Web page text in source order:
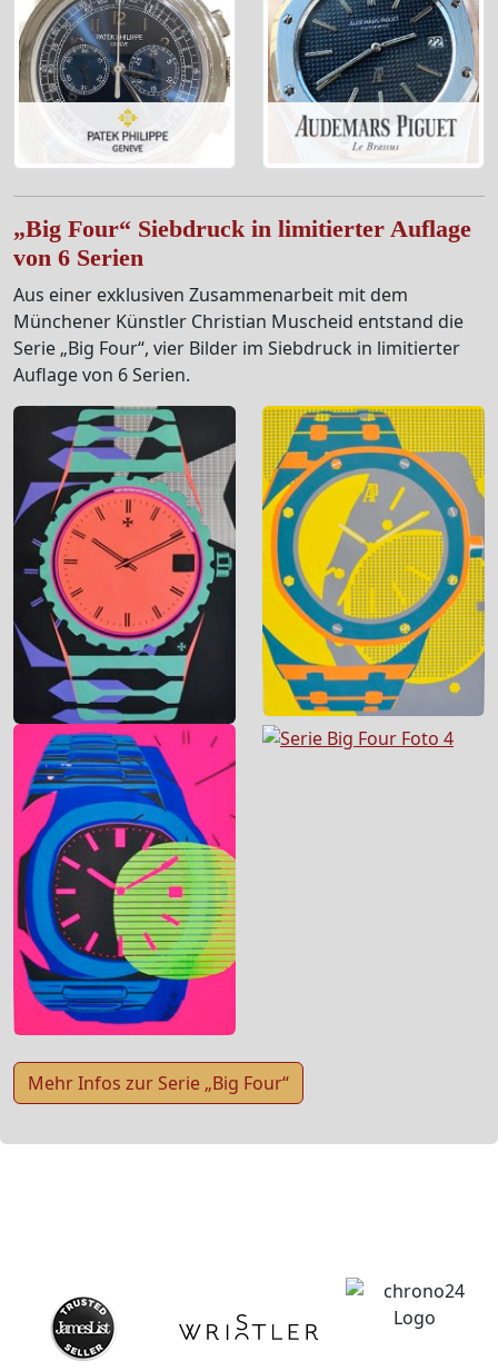
„Big Four“ Siebdruck in limitierter Auflage
von 6 Serien
Aus einer exklusiven Zusammenarbeit mit dem
Münchener Künstler Christian Muscheid entstand die
Serie „Big Four“, vier Bilder im Siebdruck in limitierter
Auflage von 6 Serien.
Mehr Infos zur Serie „Big Four“